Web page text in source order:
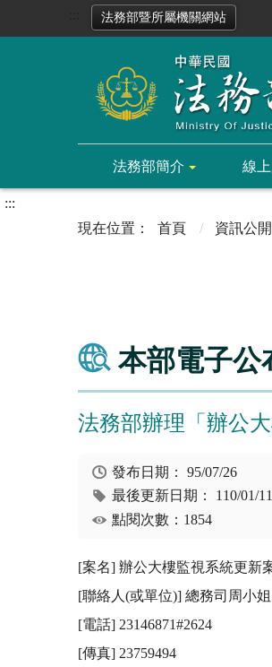
法務部暨所屬機關網站
法務部簡介 線
:::
首頁
資訊公開
本部電子公
法務部辦理「辦公
發布日期：95/07/26
最後更新日期： 110/01/11
點閱次數：1854
[案名] 辦公大樓監視系統更新
[聯絡人(或單位)] 總務司周小姐
[電話] 23146871#2624
[傳真] 23759494